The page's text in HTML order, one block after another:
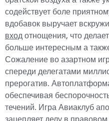
содействует боле
вдобавок выручает
входотнощения, что
больше интересным а
Сожаление во азартном
спереди делегатами
прерогатив.
обеспечивая
течений. Игра Авиаклуб